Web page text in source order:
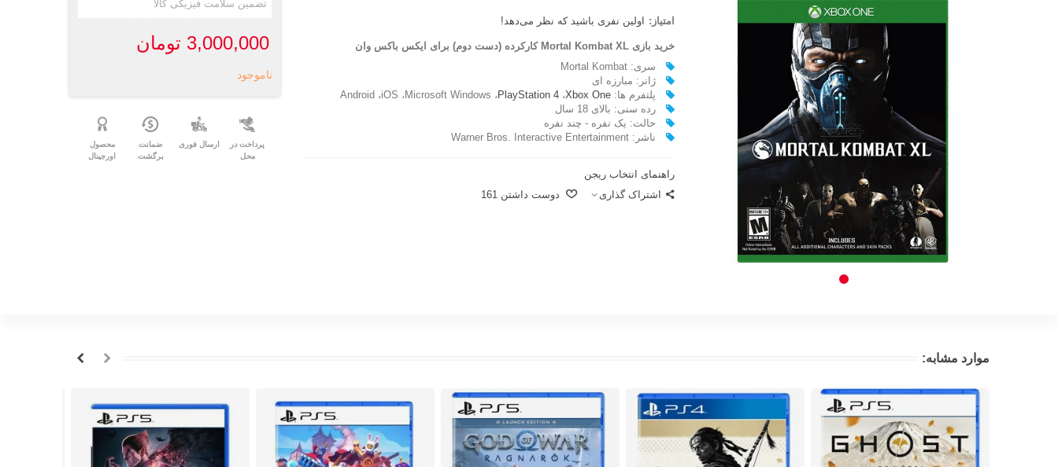
امتیاز: اولین نفری باشید که نظر می‌دهد!
خرید بازی Mortal Kombat XL کارکرده (دست دوم) برای ایکس باکس وان
سری: Mortal Kombat
ژانر: مبارزه ای
پلتفرم ها: Android ،iOS ،Microsoft Windows ،
PlayStation 4 ،Xbox One
رده سنی: بالای 18 سال
حالت: یک نفره - چند نفره
ناشر: Warner Bros. Interactive Entertainment
راهنمای انتخاب ریجن
اشتراک گذاری
دوست داشتن 161
3,000,000 تومان
ناموجود
پرداخت در
محل
ارسال فوری
ضمانت
برگشت
محصول
اورجینال
موارد مشابه: